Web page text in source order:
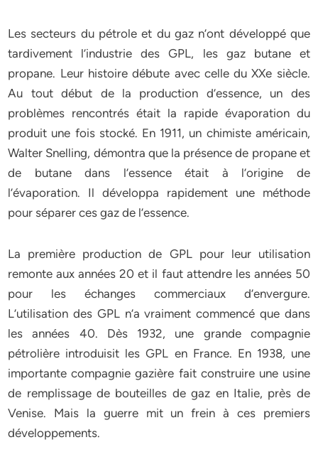
Les secteurs du pétrole et du gaz n’ont développé que
tardivement l’industrie des GPL, les gaz butane et
propane. Leur histoire débute avec celle du XXe siècle.
Au tout début de la production d’essence, un des
problèmes rencontrés était la rapide évaporation du
produit une fois stocké. En 1911, un chimiste américain,
Walter Snelling, démontra que la présence de propane et
de butane dans l’essence était à l’origine de
l’évaporation. Il développa rapidement une méthode
pour séparer ces gaz de l’essence.
La première production de GPL pour leur utilisation
remonte aux années 20 et il faut attendre les années 50
pour les échanges commerciaux d’envergure.
L’utilisation des GPL n’a vraiment commencé que dans
les années 40. Dès 1932, une grande compagnie
pétrolière introduisit les GPL en France. En 1938, une
importante compagnie gazière fait construire une usine
de remplissage de bouteilles de gaz en Italie, près de
Venise. Mais la guerre mit un frein à ces premiers
développements.